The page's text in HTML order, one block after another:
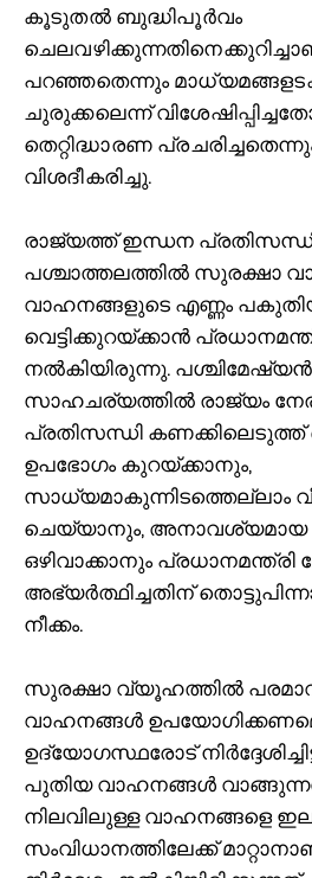
കൂടുതൽ ബുദ്ധിപൂർവം
പറഞ്ഞതെന്നും
ചുരുക്കലെന്ന്
തെറ്റിദ്ധാരണ
വിശദീകരിച്ചു.
രാജ്യത്ത് ഇന്ധന
പശ്ചാത്തലത്തിൽ സുരക്ഷാ
വാഹനങ്ങളുടെ എണ്ണം
വെട്ടിക്കുറയ്ക്കാൻ
നൽകിയിരുന്നു.
സാഹചര്യത്തിൽ രാജ്യം
പ്രതിസന്ധി
ഉപഭോഗം കുറയ്ക്കാനും,
സാധ്യമാകുന്നിടത്തെല്ലാം
ചെയ്യാനും, അനാവശ്യമായ
ഒഴിവാക്കാനും പ്രധാനമന്ത്രി
അഭ്യർത്ഥിച്ചതിന്
നീക്കം.
സുരക്ഷാ വ്യൂഹത്തിൽ
വാഹനങ്ങൾ
ഉദ്യോഗസ്ഥരോട്
പുതിയ വാഹനങ്ങൾ
നിലവിലുള്ള വാഹനങ്ങളെ
സംവിധാനത്തിലേക്ക്